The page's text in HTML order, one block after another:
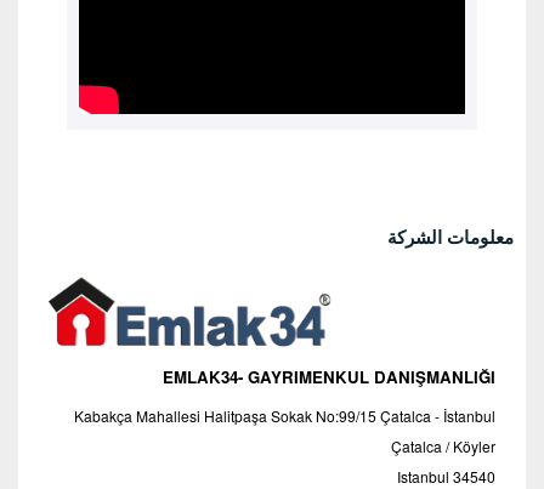
معلومات الشركة
EMLAK34- GAYRIMENKUL DANIŞMANLIĞI
Kabakça Mahallesi Halitpaşa Sokak No:99/15 Çatalca - İstanbul
Çatalca / Köyler
34540 Istanbul